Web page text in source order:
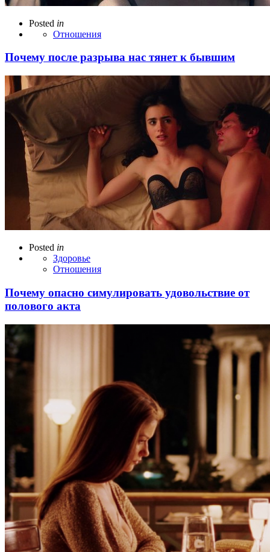
Posted in
Отношения
Почему после разрыва нас тянет к бывшим
Posted in
Здоровье
Отношения
Почему опасно симулировать удовольствие от
полового акта